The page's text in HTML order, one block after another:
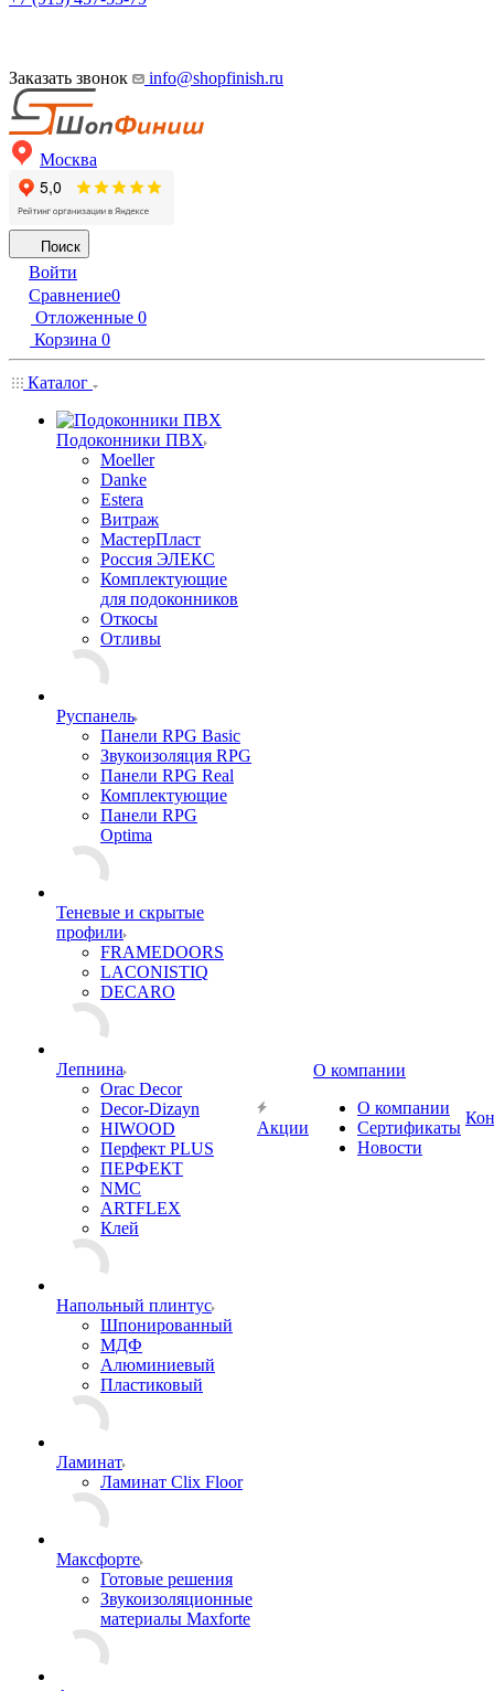
Заказать звонок info@shopfinish.ru
Москва
Поиск
Войти
Сравнение0
Отложенные 0
Корзина 0
Каталог
Подоконники ПВХ
Moeller
Danke
Estera
Витраж
МастерПласт
Россия ЭЛЕКС
Комплектующие
для подоконников
Откосы
Отливы
Руспанель
Панели RPG Basic
Звукоизоляция RPG
Панели RPG Real
Комплектующие
Панели RPG
Optima
Теневые и скрытые
профили
FRAMEDOORS
LACONISTIQ
DECARO
Лепнина
Orac Decor
Decor-Dizayn
HIWOOD
Перфект PLUS
ПЕРФЕКТ
NMC
ARTFLEX
Клей
Напольный плинтус
Шпонированный
МДФ
Алюминиевый
Пластиковый
Ламинат
Ламинат Clix Floor
Максфорте
Готовые решения
Звукоизоляционные
материалы Maxforte
Акции
О компании
О компании
Сертификаты
Новости